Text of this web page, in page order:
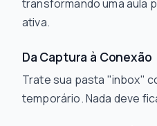
transformando uma aula
ativa.
Da Captura à Conexão
Trate sua pasta "inbox"
temporário. Nada deve